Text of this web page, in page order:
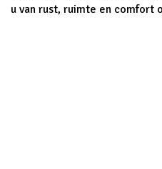
u van rust, ruimte en comfort